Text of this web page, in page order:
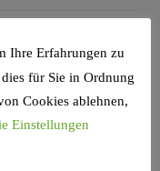
sich auf Einladung
Volker Bauer
Martina
Ihre Erfahrungen zu
für Sie in Ordnung
Cookies ablehnen,
Einstellungen